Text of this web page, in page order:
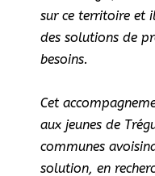
sur ce territoire et
des solutions de
besoins.
Cet
aux jeunes de
communes
solution, en